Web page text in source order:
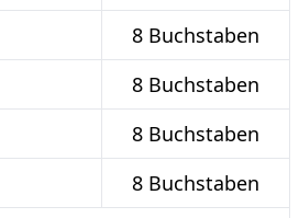
8 Buchstaben
8 Buchstaben
8 Buchstaben
8 Buchstaben